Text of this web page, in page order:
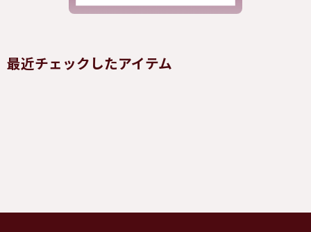
最近チェックしたアイテム